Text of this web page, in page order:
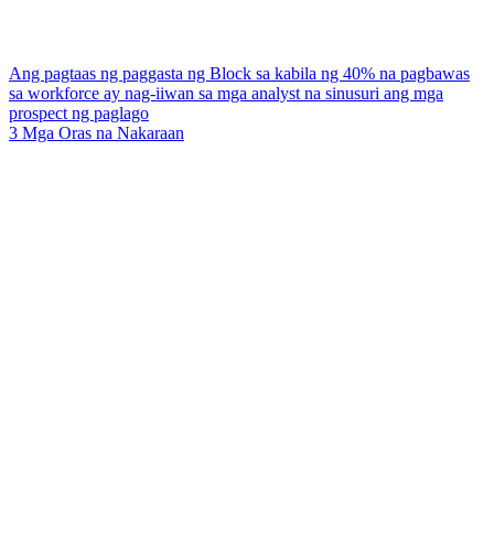
Ang pagtaas ng paggasta ng Block sa kabila ng 40% na pagbawas
sa workforce ay nag-iiwan sa mga analyst na sinusuri ang mga
prospect ng paglago
3 Mga Oras na Nakaraan